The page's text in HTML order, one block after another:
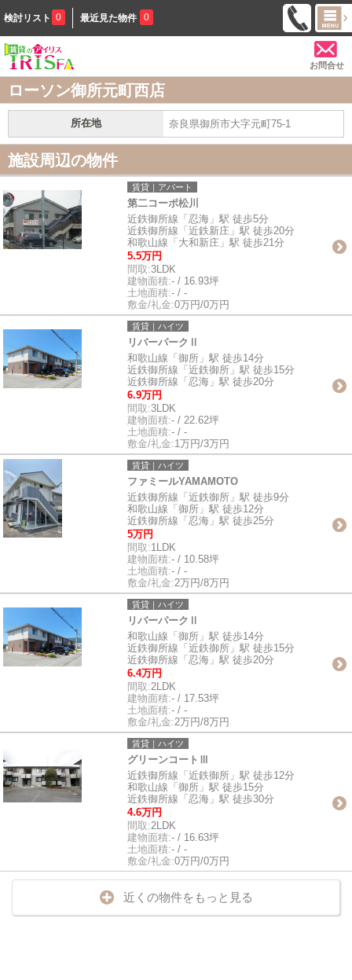
検討リスト 0 最近見た物件 0
お問合せ
ローソン御所元町西店
所在地 奈良県御所市大字元町75-1
施設周辺の物件
賃貸｜アパート
第二コーポ松川
近鉄御所線「忍海」駅 徒歩5分
近鉄御所線「近鉄新庄」駅 徒歩20分
和歌山線「大和新庄」駅 徒歩21分
5.5万円
間取:3LDK
建物面積:- / 16.93坪
土地面積:- / -
敷金/礼金:0万円/0万円
賃貸｜ハイツ
リバーパークⅡ
和歌山線「御所」駅 徒歩14分
近鉄御所線「近鉄御所」駅 徒歩15分
近鉄御所線「忍海」駅 徒歩20分
6.9万円
間取:3LDK
建物面積:- / 22.62坪
土地面積:- / -
敷金/礼金:1万円/3万円
賃貸｜ハイツ
ファミールYAMAMOTO
近鉄御所線「近鉄御所」駅 徒歩9分
和歌山線「御所」駅 徒歩12分
近鉄御所線「忍海」駅 徒歩25分
5万円
間取:1LDK
建物面積:- / 10.58坪
土地面積:- / -
敷金/礼金:2万円/8万円
賃貸｜ハイツ
リバーパークⅡ
和歌山線「御所」駅 徒歩14分
近鉄御所線「近鉄御所」駅 徒歩15分
近鉄御所線「忍海」駅 徒歩20分
6.4万円
間取:2LDK
建物面積:- / 17.53坪
土地面積:- / -
敷金/礼金:2万円/8万円
賃貸｜ハイツ
グリーンコートⅢ
近鉄御所線「近鉄御所」駅 徒歩12分
和歌山線「御所」駅 徒歩15分
近鉄御所線「忍海」駅 徒歩30分
4.6万円
間取:2LDK
建物面積:- / 16.63坪
土地面積:- / -
敷金/礼金:0万円/0万円
近くの物件をもっと見る